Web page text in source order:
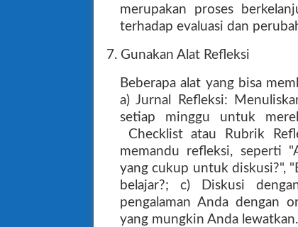
merupakan proses
terhadap evaluasi dan
7. Gunakan Alat Refleksi
Beberapa alat yang bisa
a) Jurnal Refleksi:
setiap minggu untuk
Checklist atau Rubrik
memandu refleksi, seperti
yang cukup untuk diskusi?",
belajar?; c) Diskusi
pengalaman Anda dengan
yang mungkin Anda lewatkan.